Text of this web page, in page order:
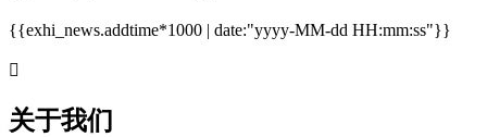
{{exhi_news.addtime*1000 | date:"yyyy-MM-dd HH:mm:ss"}}

关于我们